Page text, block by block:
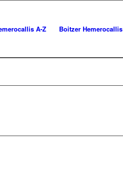
A-Z Boitzer Hemerocallis